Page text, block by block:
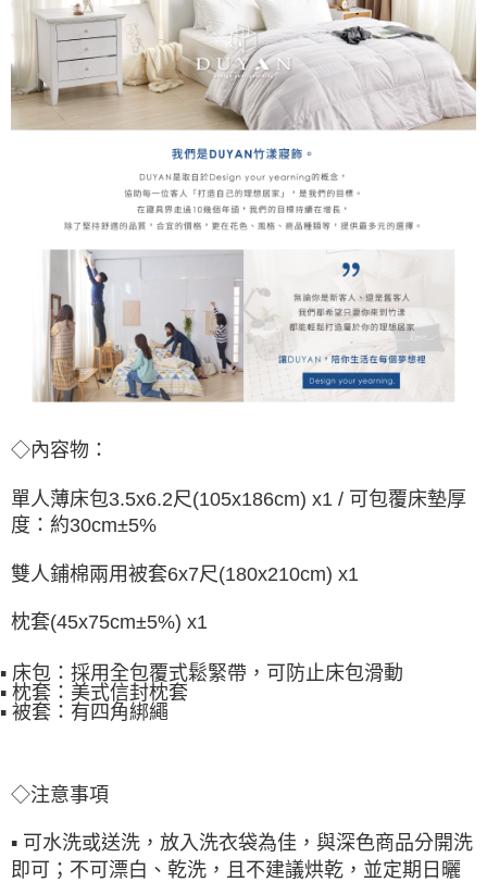
◇內容物：
單人薄床包3.5x6.2尺(105x186cm) x1 / 可包覆床墊厚
度：約30cm±5%
雙人鋪棉兩用被套6x7尺(180x210cm) x1
枕套(45x75cm±5%) x1
▪ 床包：採用全包覆式鬆緊帶，可防止床包滑動
▪ 枕套：美式信封枕套
▪ 被套：有四角綁繩
◇注意事項
▪ 可水洗或送洗，放入洗衣袋為佳，與深色商品分開洗
即可；不可漂白、乾洗，且不建議烘乾，並定期日曬